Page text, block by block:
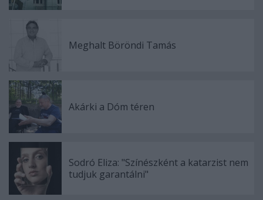
Meghalt Böröndi Tamás
Akárki a Dóm téren
Sodró Eliza: "Színészként a katarzist nem
tudjuk garantálni"